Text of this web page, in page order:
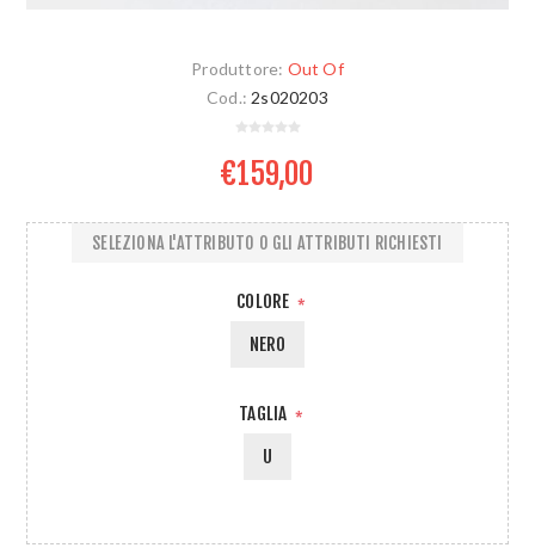
Produttore: Out Of
Cod.: 2s020203
€159,00
COLORE *
NERO
TAGLIA *
U
SELEZIONA L'ATTRIBUTO O GLI ATTRIBUTI RICHIESTI